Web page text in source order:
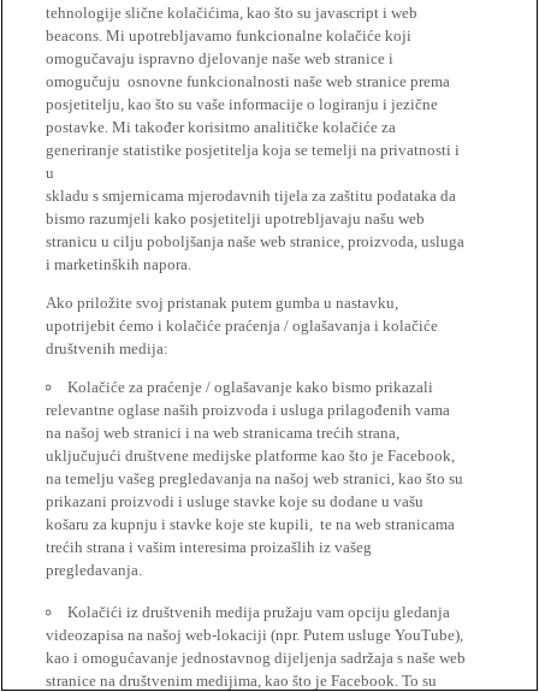
tehnologije slične kolačićima, kao što su javascript i web
beacons. Mi upotrebljavamo funkcionalne kolačiće koji
omogučavaju ispravno djelovanje naše web stranice i
omogučuju osnovne funkcionalnosti naše web stranice prema
posjetitelju, kao što su vaše informacije o logiranju i jezične
postavke. Mi također korisitmo analitičke kolačiće za
generiranje statistike posjetitelja koja se temelji na privatnosti i
u
skladu s smjernicama mjerodavnih tijela za zaštitu podataka da
bismo razumjeli kako posjetitelji upotrebljavaju našu web
stranicu u cilju poboljšanja naše web stranice, proizvoda, usluga
i marketinških napora.
Ako priložite svoj pristanak putem gumba u nastavku,
upotrijebit ćemo i kolačiće praćenja / oglašavanja i kolačiće
društvenih medija:
Kolačiće za praćenje / oglašavanje kako bismo prikazali
relevantne oglase naših proizvoda i usluga prilagođenih vama
na našoj web stranici i na web stranicama trećih strana,
uključujući društvene medijske platforme kao što je Facebook,
na temelju vašeg pregledavanja na našoj web stranici, kao što su
prikazani proizvodi i usluge stavke koje su dodane u vašu
košaru za kupnju i stavke koje ste kupili, te na web stranicama
trećih strana i vašim interesima proizašlih iz vašeg
pregledavanja.
Kolačići iz društvenih medija pružaju vam opciju gledanja
videozapisa na našoj web-lokaciji (npr. Putem usluge YouTube),
kao i omogućavanje jednostavnog dijeljenja sadržaja s naše web
stranice na društvenim medijima, kao što je Facebook. To su